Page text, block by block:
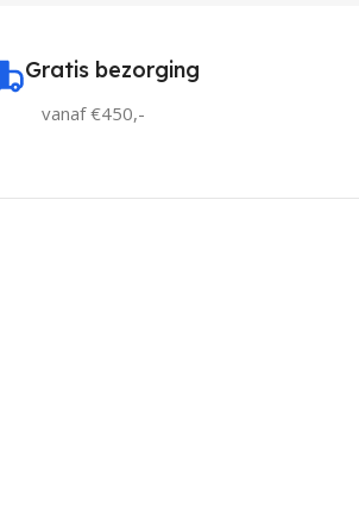
Gratis bezorging
vanaf €450,-